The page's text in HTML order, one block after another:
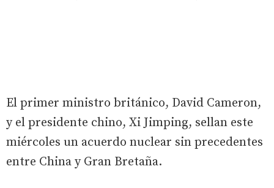
El primer ministro británico, David Cameron,
y el presidente chino, Xi Jimping, sellan este
miércoles un acuerdo nuclear sin precedentes
entre China y Gran Bretaña.